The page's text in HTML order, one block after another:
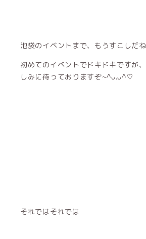
池袋のイベントまで、もうすこしだ
初めてのイベントでドキドキですが
しみに待っておりますぞ~^ᴗ.ᴗ^♡
それではそれでは